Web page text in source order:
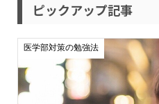
ピックアップ記事
医学部対策の勉強法